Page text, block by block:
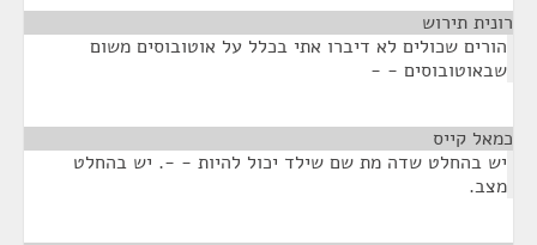
רונית תירוש
הורים שכולים לא דיברו אתי בכלל על אוטובוסים משום
שבאוטובוסים - -
כמאל קייס
יש בהחלט שדה מת שם שילד יכול להיות - -. יש בהחלט
מצב.